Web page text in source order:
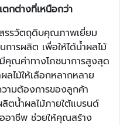
ตกต่างที่เหนือกว่า
สรรวัตถุดิบคุณภาพเยี่ยม
การผลิต เพื่อให้ได้น้ำผลไม้
คุณค่าทางโภชนาการสูงสุด
ผลไม้ให้เลือกหลากหลาย
ามต้องการของลูกค้า
ลิตน้ำผลไม้ภายใต้แบรนด์
อาชีพ ช่วยให้คุณสร้าง